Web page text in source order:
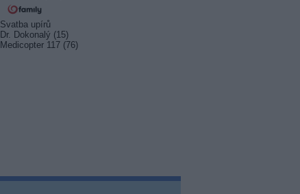
upírů
Dokonalý (15)
117 (76)